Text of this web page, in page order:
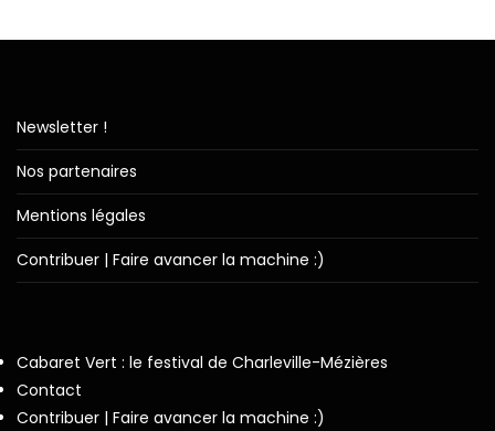
Newsletter !
Nos partenaires
Mentions légales
Contribuer | Faire avancer la machine :)
Cabaret Vert : le festival de Charleville-Mézières
Contact
Contribuer | Faire avancer la machine :)